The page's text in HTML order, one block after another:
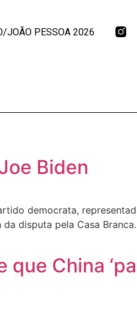
JOÃO PESSOA 2026
Biden
democrata,
disputa pela Casa
China